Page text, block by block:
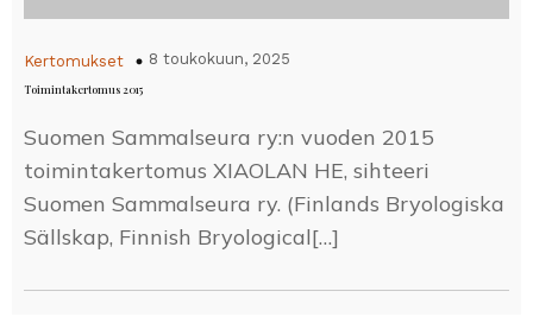
Kertomukset 8 toukokuun, 2025
Toimintakertomus 2015
Suomen Sammalseura ry:n vuoden 2015
toimintakertomus XIAOLAN HE, sihteeri
Suomen Sammalseura ry. (Finlands Bryologiska
Sällskap, Finnish Bryological[…]